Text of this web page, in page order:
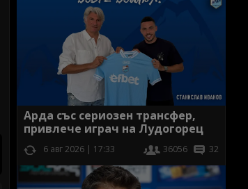
Арда със сериозен трансфер,
привлече играч на Лудогорец
6 авг 2026 | 17:33 36056 32